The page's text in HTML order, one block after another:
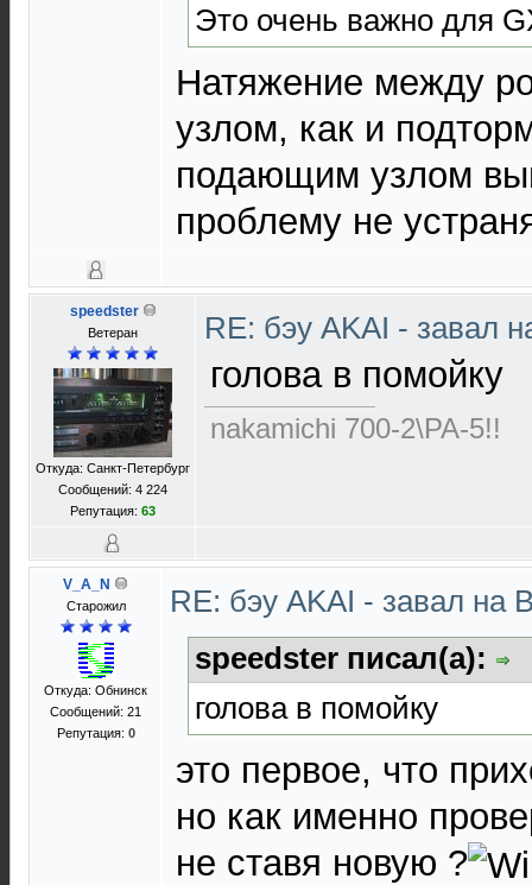
Это очень важно для
Натяжение между
узлом, как и
подающим узлом
проблему не
speedster
Ветеран
Откуда: Санкт-Петербург
Сообщений: 4 224
Репутация: 63
RE: бэу AKAI - завал
голова в помойку
nakamichi 700-2\PA-5!!
V_A_N
Старожил
Откуда: Обнинск
Сообщений: 21
Репутация: 0
RE: бэу AKAI - завал на
speedster писал(а):
голова в помойку
это первое, что
но как именно
не ставя новую ?